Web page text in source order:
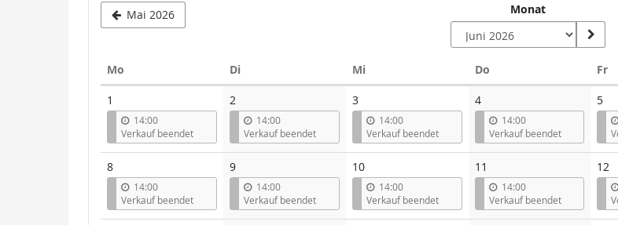
Mai 2026 Monat
Mo DiDienstag MiMittwoch Do Fr
1
14:00
Verkauf beendet
2
14:00
Verkauf beendet
3
14:00
Verkauf beendet
4
14:00
Verkauf beendet
5
8
14:00
Verkauf beendet
9
14:00
Verkauf beendet
10
14:00
Verkauf beendet
11
14:00
Verkauf beendet
12